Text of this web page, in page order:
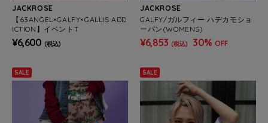
JACKROSE
【63ANGEL×GALFY×GALLIS ADD
ICTION】イベントT
¥6,600 (税込)
JACKROSE
GALFY/ガルフィー ハデカモショ
ーパン(WOMENS)
¥6,853 (税込) 30% OFF
SALE SALE